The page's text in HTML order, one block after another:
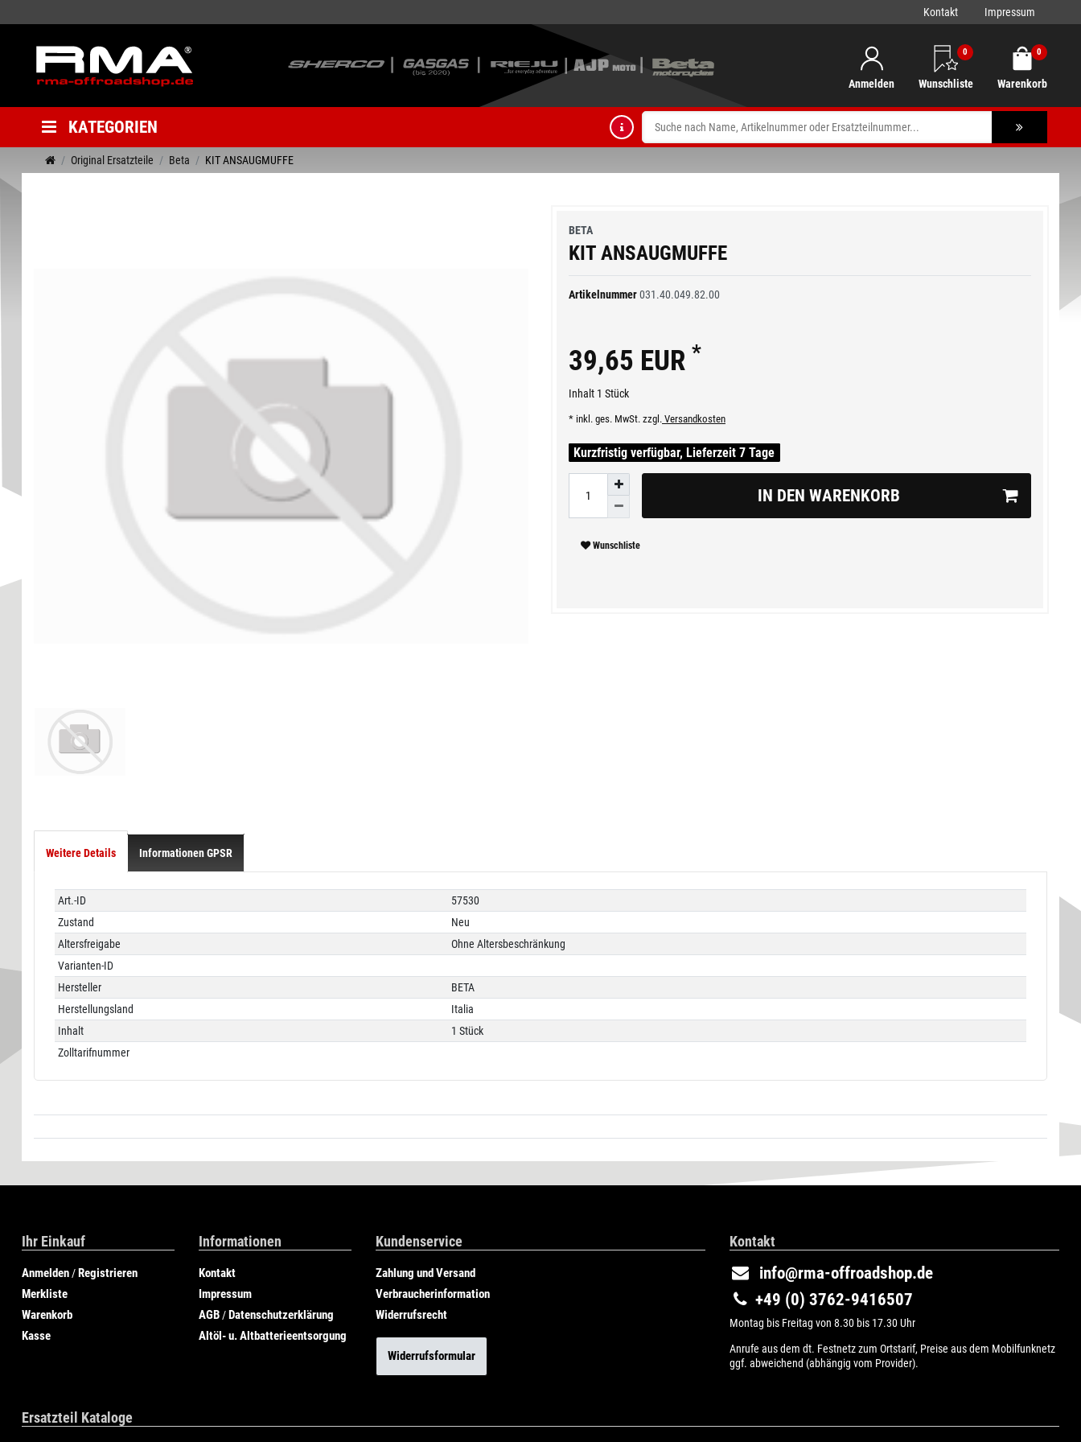
Kontakt Impressum
Anmelden
0
Wunschliste
0
Warenkorb
KATEGORIEN
Original Ersatzteile Beta KIT ANSAUGMUFFE
BETA
KIT ANSAUGMUFFE
Artikelnummer031.40.049.82.00
39,65 EUR *
Inhalt 1 Stück
* inkl. ges. MwSt. zzgl. Versandkosten
Kurzfristig verfügbar, Lieferzeit 7 Tage
IN DEN WARENKORB
Wunschliste
Weitere Details Informationen GPSR
Technisches
Merkmal
Wert
Art.-ID
57530
Zustand
Neu
Altersfreigabe
Ohne Altersbeschränkung
Varianten-ID
Hersteller
BETA
Herstellungsland
Italia
Inhalt
1 Stück
Zolltarifnummer
Ihr Einkauf
Anmelden /Registrieren
Merkliste
Warenkorb
Kasse
Informationen
Kontakt
Impressum
AGB /Datenschutzerklärung
Altöl- u. Altbatterieentsorgung
Kundenservice
Zahlung und Versand
Verbraucherinformation
Widerrufsrecht
Widerrufsformular
Kontakt
info@rma-offroadshop.de
+49 (0) 3762-9416507
Montag bis Freitag von 8.30 bis 17.30 Uhr
Anrufe aus dem dt. Festnetz zum Ortstarif, Preise aus dem Mobilfunknetz
ggf. abweichend (abhängig vom Provider).
Ersatzteil Kataloge